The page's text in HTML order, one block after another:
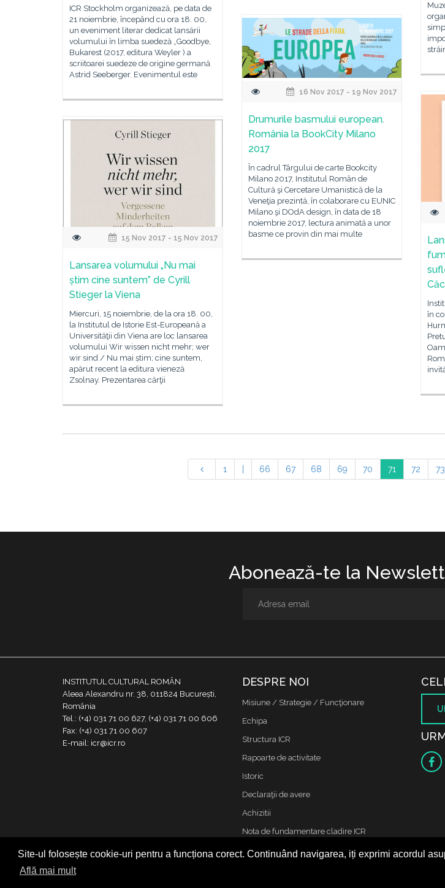
Site-ul folosește cookie-uri pentru a funcționa corect. Continuând navigarea, iți exprimi acordul
Află mai mult
ICR Stockholm organizează, pe data de
21 noiembrie, începând cu ora 18. 00,
un eveniment literar dedicat lansării
volumului în limba suedeză „Goodbye,
Bukarest (2017, editura Weyler ) a
scriitoarei suedeze de origine germană
Astrid Seeberger. Evenimentul este
16 Nov 2017 - 19 Nov 2017
Drumurile basmului european.
România la BookCity Milano
2017
În cadrul Târgului de carte Bookcity
Milano 2017, Institutul Român de
Cultură şi Cercetare Umanistică de la
Veneţia prezintă, în colaborare cu EUNIC
Milano şi DOdA design, în data de 18
noiembrie 2017, lectura animată a unor
basme ce provin din mai multe
în
15 Nov 2017 - 15 Nov 2017
Lansarea volumului „Nu mai
știm cine suntem” de Cyrill
Stieger la Viena
Miercuri, 15 noiembrie, de la ora 18. 00,
la Institutul de Istorie Est-Europeană a
Universităţii din Viena are loc lansarea
volumului Wir wissen nicht mehr; wer
wir sind / Nu mai știm; cine suntem,
apărut recent la editura vieneză
Zsolnay. Prezentarea cărţii
1 66 67 68 69 70 71 72 73
Abonează-te la
INSTITUTUL CULTURAL ROMÂN
Aleea Alexandru nr. 38, 011824 București,
România
Tel.: (+4) 031 71 00 627, (+4) 031 71 00 606
Fax: (+4) 031 71 00 607
E-mail: icr@icr.ro
DESPRE NOI
Misiune / Strategie / Funcţionare
Echipa
Structura ICR
Rapoarte de activitate
Istoric
Declaraţii de avere
Achizitii
Nota de fundamentare cladire ICR
Contact